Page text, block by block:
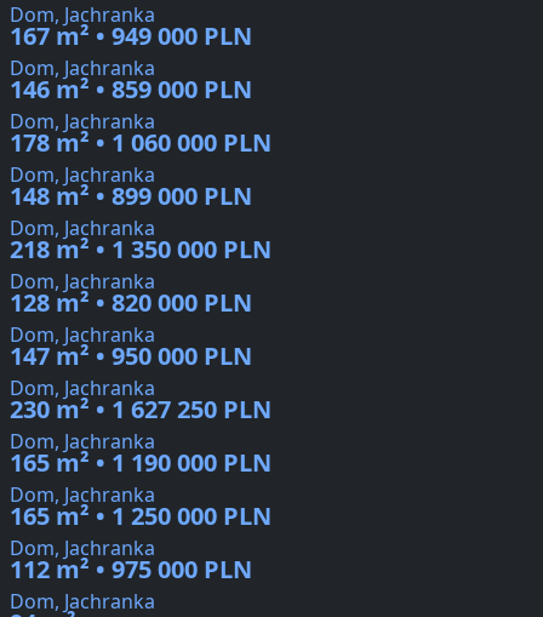
Dom, Jachranka
167 m² • 949 000 PLN
Dom, Jachranka
146 m² • 859 000 PLN
Dom, Jachranka
178 m² • 1 060 000 PLN
Dom, Jachranka
148 m² • 899 000 PLN
Dom, Jachranka
218 m² • 1 350 000 PLN
Dom, Jachranka
128 m² • 820 000 PLN
Dom, Jachranka
147 m² • 950 000 PLN
Dom, Jachranka
230 m² • 1 627 250 PLN
Dom, Jachranka
165 m² • 1 190 000 PLN
Dom, Jachranka
165 m² • 1 250 000 PLN
Dom, Jachranka
112 m² • 975 000 PLN
Dom, Jachranka